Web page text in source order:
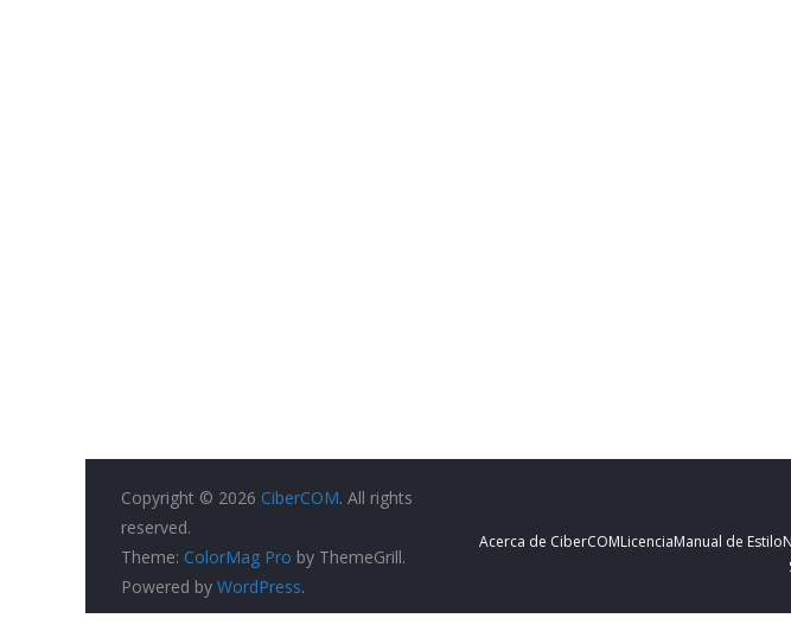
Acerca de CiberCOMLicenciaManual de Estilo
Copyright © 2026 CiberCOM. All rights
reserved.
Theme: ColorMag Pro by ThemeGrill.
Powered by WordPress.